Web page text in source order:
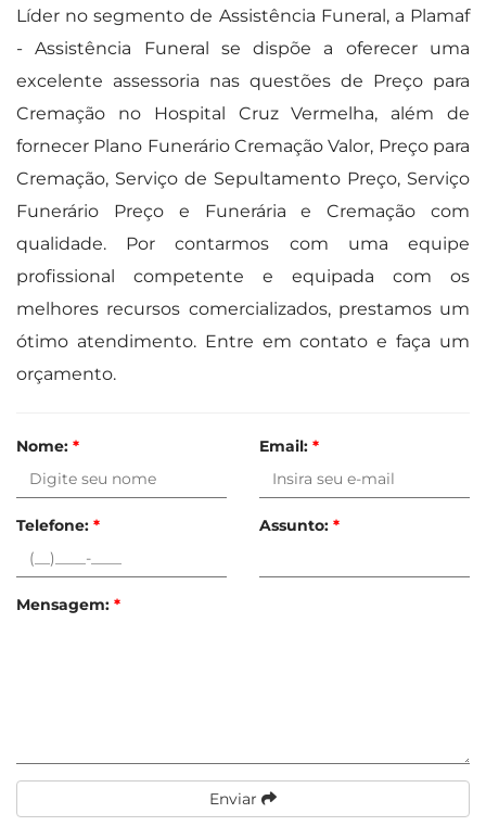
Líder no segmento de Assistência Funeral, a Plamaf
- Assistência Funeral se dispõe a oferecer uma
excelente assessoria nas questões de Preço para
Cremação no Hospital Cruz Vermelha, além de
fornecer Plano Funerário Cremação Valor, Preço para
Cremação, Serviço de Sepultamento Preço, Serviço
Funerário Preço e Funerária e Cremação com
qualidade. Por contarmos com uma equipe
profissional competente e equipada com os
melhores recursos comercializados, prestamos um
ótimo atendimento. Entre em contato e faça um
orçamento.
Nome: * Email: *
Telefone: * Assunto: *
Mensagem: *
Enviar